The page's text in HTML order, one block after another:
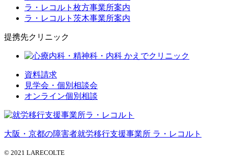
ラ・レコルト枚方事業所案内
ラ・レコルト茨木事業所案内
提携先クリニック
資料請求
見学会・個別相談会
オンライン個別相談
大阪・京都の障害者就労移行支援事業所 ラ・レコルト
© 2021 LARECOLTE